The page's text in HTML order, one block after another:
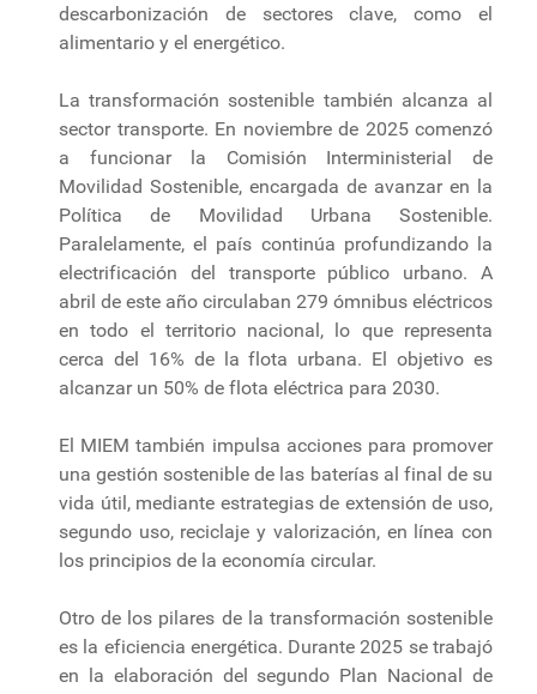
descarbonización de sectores clave, como el
alimentario y el energético.
La transformación sostenible también alcanza al
sector transporte. En noviembre de 2025 comenzó
a funcionar la Comisión Interministerial de
Movilidad Sostenible, encargada de avanzar en la
Política de Movilidad Urbana Sostenible.
Paralelamente, el país continúa profundizando la
electrificación del transporte público urbano. A
abril de este año circulaban 279 ómnibus eléctricos
en todo el territorio nacional, lo que representa
cerca del 16% de la flota urbana. El objetivo es
alcanzar un 50% de flota eléctrica para 2030.
El MIEM también impulsa acciones para promover
una gestión sostenible de las baterías al final de su
vida útil, mediante estrategias de extensión de uso,
segundo uso, reciclaje y valorización, en línea con
los principios de la economía circular.
Otro de los pilares de la transformación sostenible
es la eficiencia energética. Durante 2025 se trabajó
en la elaboración del segundo Plan Nacional de